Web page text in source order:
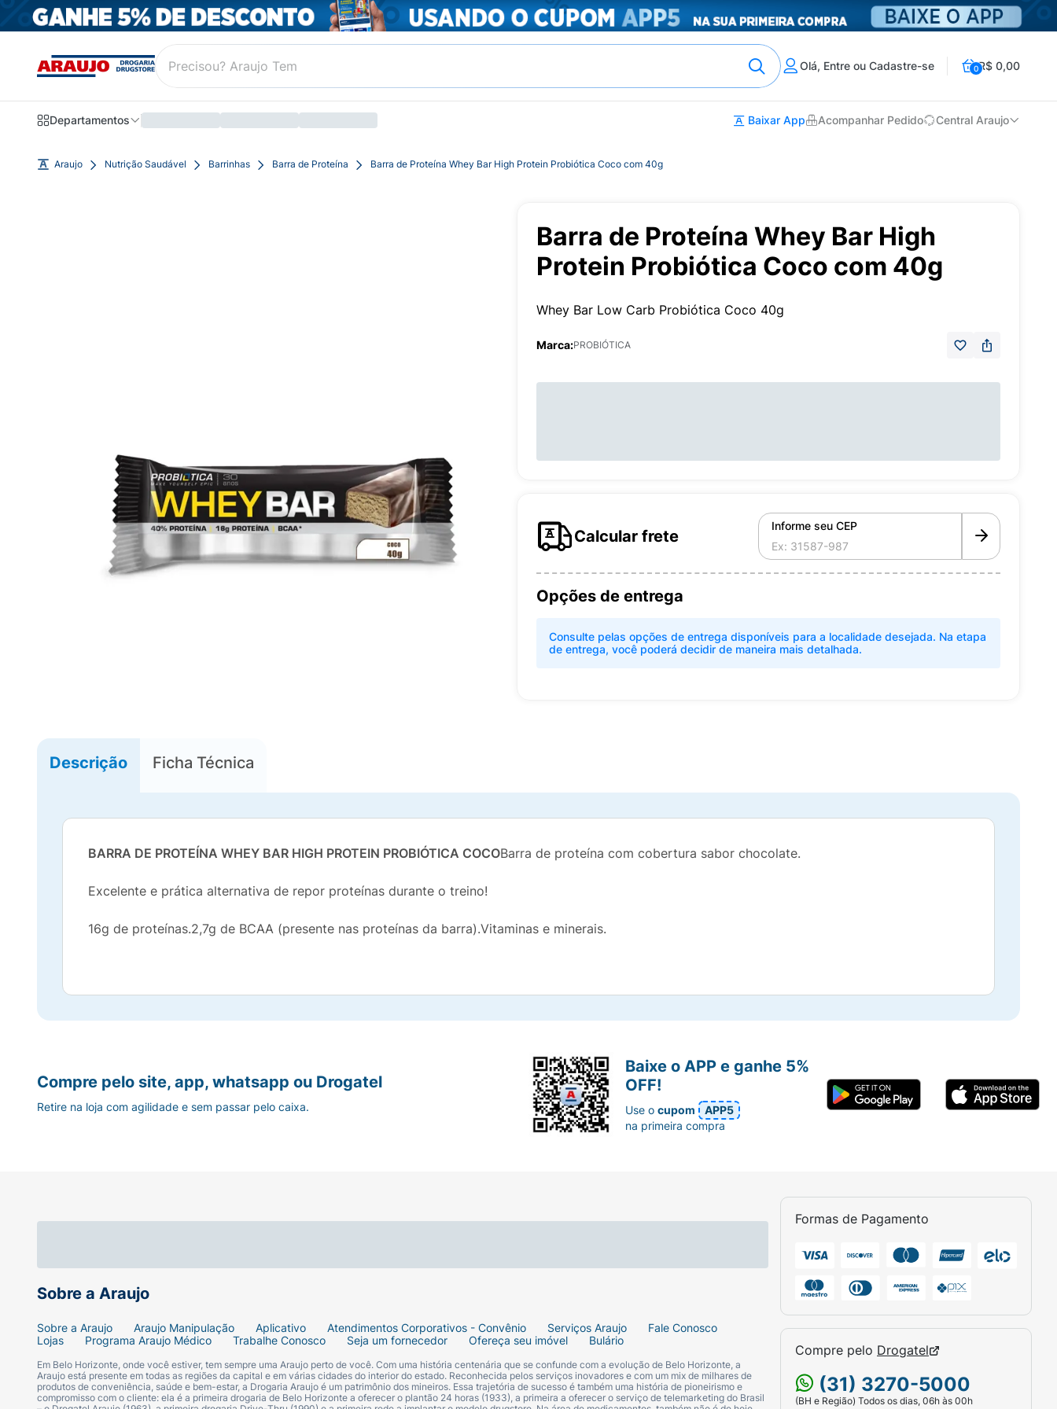
Olá, Entre ou Cadastre-se 0R$ 0,00
Departamentos Baixar App Acompanhar Pedido Central Araujo
Araujo Nutrição Saudável Barrinhas Barra de Proteína Barra de Proteína Whey Bar High Protein Probiótica Coco com 40g
Barra de Proteína Whey Bar High
Protein Probiótica Coco com 40g
Whey Bar Low Carb Probiótica Coco 40g
Marca:PROBIÓTICA
Calcular frete
Informe seu CEP
Opções de entrega
Consulte pelas opções de entrega disponíveis para a localidade desejada. Na etapa
de entrega, você poderá decidir de maneira mais detalhada.
Descrição Ficha Técnica
BARRA DE PROTEÍNA WHEY BAR HIGH PROTEIN PROBIÓTICA COCOBarra de proteína com cobertura sabor chocolate.
Excelente e prática alternativa de repor proteínas durante o treino!
16g de proteínas.2,7g de BCAA (presente nas proteínas da barra).Vitaminas e minerais.
Sobre a Araujo
Sobre a Araujo Araujo Manipulação Aplicativo Atendimentos Corporativos - Convênio Serviços Araujo
Fale Conosco
Lojas
Programa Araujo Médico Trabalhe Conosco Seja um fornecedor Ofereça seu imóvel Bulário
Em Belo Horizonte, onde você estiver, tem sempre uma Araujo perto de você. Com uma história centenária que se confunde com a evolução de Belo Horizonte, a
Araujo está presente em todas as regiões da capital e em várias cidades do interior do estado. Reconhecida pelos serviços inovadores e com um mix de milhares de
produtos de conveniência, saúde e bem-estar, a Drogaria Araujo é um patrimônio dos mineiros. Essa trajetória de sucesso é também uma história de pioneirismo e
compromisso com o cliente: ela é a primeira drogaria de Belo Horizonte a oferecer o plantão 24 horas (1933), a primeira a oferecer o serviço de telemarketing do Brasil
Formas de Pagamento
Compre pelo Drogatel
(31) 3270-5000
(BH e Região) Todos os dias, 06h às 00h
Compre pelo site, app, whatsapp ou Drogatel
Retire na loja com agilidade e sem passar pelo caixa.
Baixe o APP e ganhe 5%
OFF!
Use ocupom
APP5
na primeira compra